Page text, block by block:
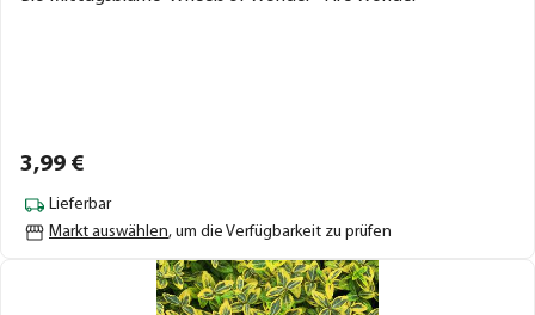
3,99 €
Lieferbar
Markt auswählen, um die Verfügbarkeit zu prüfen